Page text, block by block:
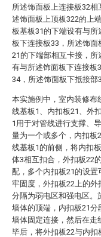
所述饰面板上连接板32
述饰面板上顶板322的上
板基板31的下端设有与
板下连接板33，所述饰
21的下端部相互卡接，
有与所述饰面板下连接板
34，所述饰面板下抵接部
本实施例中，室内装修布
线基板1、内扣板21、外
1用于对管线进行支撑、
量为一个或多个，内扣板
线基板1的前侧，将内扣
体3相互扣合，外扣板22
配，多个内扣板21的设
牢固度，外扣板22上的外
分隔为弱电区和强电区。
墙体的顶端，内扣板21
墙体固定连接，然后在走
毕后，将外扣板22与内